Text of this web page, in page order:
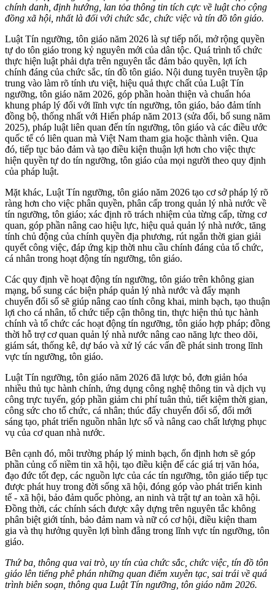
chính danh, định hướng, lan tỏa thông tin tích cực về luật cho cộng
đồng xã hội, nhất là đối với chức sắc, chức việc và tín đồ tôn giáo.
Luật Tín ngưỡng, tôn giáo năm 2026 là sự tiếp nối, mở rộng quyền
tự do tôn giáo trong kỷ nguyên mới của dân tộc. Quá trình tổ chức
thực hiện luật phải dựa trên nguyên tắc đảm bảo quyền, lợi ích
chính đáng của chức sắc, tín đồ tôn giáo. Nội dung tuyên truyền tập
trung vào làm rõ tính ưu việt, hiệu quả thực chất của Luật Tín
ngưỡng, tôn giáo năm 2026, góp phần hoàn thiện và chuẩn hóa
khung pháp lý đối với lĩnh vực tín ngưỡng, tôn giáo, bảo đảm tính
đồng bộ, thống nhất với Hiến pháp năm 2013 (sửa đổi, bổ sung năm
2025), pháp luật liên quan đến tín ngưỡng, tôn giáo và các điều ước
quốc tế có liên quan mà Việt Nam tham gia hoặc thành viên. Qua
đó, tiếp tục bảo đảm và tạo điều kiện thuận lợi hơn cho việc thực
hiện quyền tự do tín ngưỡng, tôn giáo của mọi người theo quy định
của pháp luật.
Mặt khác, Luật Tín ngưỡng, tôn giáo năm 2026 tạo cơ sở pháp lý rõ
ràng hơn cho việc phân quyền, phân cấp trong quản lý nhà nước về
tín ngưỡng, tôn giáo; xác định rõ trách nhiệm của từng cấp, từng cơ
quan, góp phần nâng cao hiệu lực, hiệu quả quản lý nhà nước, tăng
tính chủ động của chính quyền địa phương, rút ngắn thời gian giải
quyết công việc, đáp ứng kịp thời nhu cầu chính đáng của tổ chức,
cá nhân trong hoạt động tín ngưỡng, tôn giáo.
Các quy định về hoạt động tín ngưỡng, tôn giáo trên không gian
mạng, bổ sung các biện pháp quản lý nhà nước và đẩy mạnh
chuyển đổi số sẽ giúp nâng cao tính công khai, minh bạch, tạo thuận
lợi cho cá nhân, tổ chức tiếp cận thông tin, thực hiện thủ tục hành
chính và tổ chức các hoạt động tín ngưỡng, tôn giáo hợp pháp; đồng
thời hỗ trợ cơ quan quản lý nhà nước nâng cao năng lực theo dõi,
giám sát, thống kê, dự báo và xử lý các vấn đề phát sinh trong lĩnh
vực tín ngưỡng, tôn giáo.
Luật Tín ngưỡng, tôn giáo năm 2026 đã lược bỏ, đơn giản hóa
nhiều thủ tục hành chính, ứng dụng công nghệ thông tin và dịch vụ
công trực tuyến, góp phần giảm chi phí tuân thủ, tiết kiệm thời gian,
công sức cho tổ chức, cá nhân; thúc đẩy chuyển đổi số, đổi mới
sáng tạo, phát triển nguồn nhân lực số và nâng cao chất lượng phục
vụ của cơ quan nhà nước.
Bên cạnh đó, môi trường pháp lý minh bạch, ổn định hơn sẽ góp
phần củng cố niềm tin xã hội, tạo điều kiện để các giá trị văn hóa,
đạo đức tốt đẹp, các nguồn lực của các tín ngưỡng, tôn giáo tiếp tục
được phát huy trong đời sống xã hội, đóng góp vào phát triển kinh
tế - xã hội, bảo đảm quốc phòng, an ninh và trật tự an toàn xã hội.
Đồng thời, các chính sách được xây dựng trên nguyên tắc không
phân biệt giới tính, bảo đảm nam và nữ có cơ hội, điều kiện tham
gia và thụ hưởng quyền lợi bình đẳng trong lĩnh vực tín ngưỡng, tôn
giáo.
Thứ ba, thông qua vai trò, uy tín của chức sắc, chức việc, tín đồ tôn
giáo lên tiếng phê phán những quan điểm xuyên tạc, sai trái về quá
trình biên soạn, thông qua Luật Tín ngưỡng, tôn giáo năm 2026.